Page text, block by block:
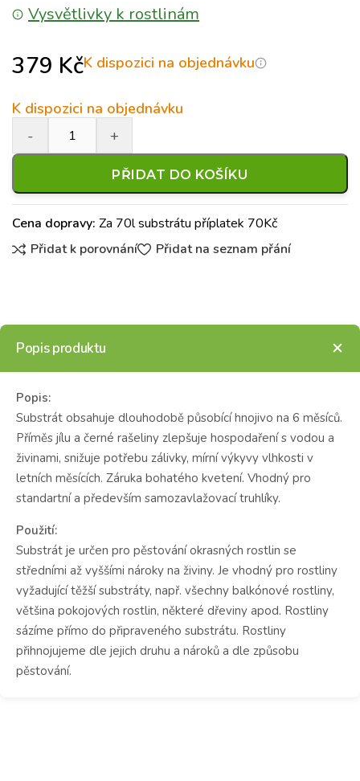
Vysvětlivky k rostlinám
379 KčK dispozici na objednávku
K dispozici na objednávku
PŘIDAT DO KOŠÍKU
Cena dopravy: Za 70l substrátu příplatek 70Kč
Přidat k porovnání
Přidat na seznam přání
Popis produktu
Popis:
Substrát obsahuje dlouhodobě působící hnojivo na 6 měsíců.
Příměs jílu a černé rašeliny zlepšuje hospodaření s vodou a
živinami, snižuje potřebu zálivky, mírní výkyvy vlhkosti v
letních měsících. Záruka bohatého kvetení. Vhodný pro
standartní a především samozavlažovací truhlíky.
Použití:
Substrát je určen pro pěstování okrasných rostlin se
středními až vyššími nároky na živiny. Je vhodný pro rostliny
vyžadující těžší substráty, např. všechny balkónové rostliny,
většina pokojových rostlin, některé dřeviny apod. Rostliny
sázíme přímo do připraveného substrátu. Rostliny
přihnojujeme dle jejich druhu a nároků a dle způsobu
pěstování.